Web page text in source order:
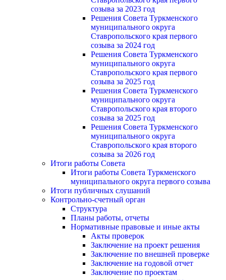
созыва за 2023 год
Решения Совета Туркменского
муниципального округа
Ставропольского края первого
созыва за 2024 год
Решения Совета Туркменского
муниципального округа
Ставропольского края первого
созыва за 2025 год
Решения Совета Туркменского
муниципального округа
Ставропольского края второго
созыва за 2025 год
Решения Совета Туркменского
муниципального округа
Ставропольского края второго
созыва за 2026 год
Итоги работы Совета
Итоги работы Совета Туркменского
муниципального округа первого созыва
Итоги публичных слушаний
Контрольно-счетный орган
Структура
Планы работы, отчеты
Нормативные правовые и иные акты
Акты проверок
Заключение на проект решения
Заключение по внешней проверке
Заключение на годовой отчет
Заключение по проектам